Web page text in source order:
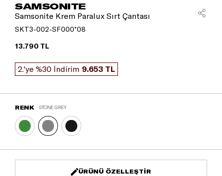
SAMSONITE
Samsonite Krem Paralux Sırt Çantası
SKT3-002-SF000*08
13.790 TL
2.'ye %30 İndirim 9.653 TL
RENK STONE GREY
ÜRÜNÜ ÖZELLEŞTIR